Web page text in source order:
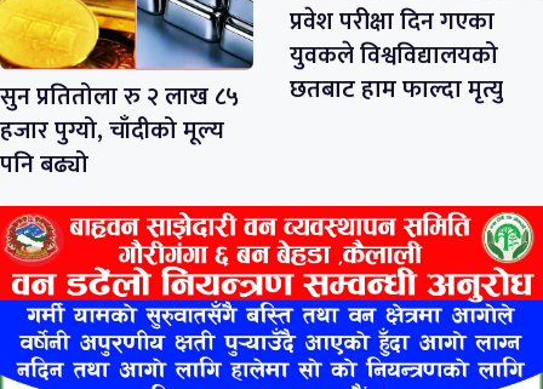
सुन प्रतितोला रु २ लाख ८५
हजार पुग्यो, चाँदीको मूल्य
पनि बढ्यो
प्रवेश परीक्षा दिन गएका
युवकले विश्वविद्यालयको
छतबाट हाम फाल्दा मृत्यु